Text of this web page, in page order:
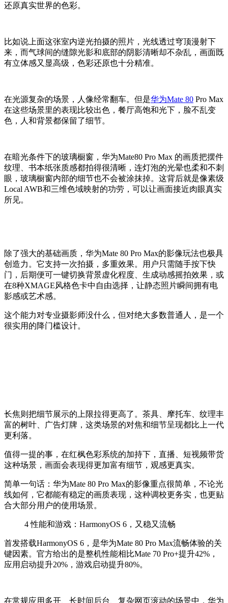
还原真实世界的色彩。
比如说上面这张室内逆光拍摄的照片，光线透过穹顶漫射下
来，而气球间的缝隙光影和底部的阴影清晰却不杂乱，画面既
有立体感又显高级 ，色彩还原也十分精准。
在光源复杂的场景，人像经常翻车。但是华为Mate 80 Pro Max
在这些场景里的表现比较出色，餐厅高饱和光下，脸不乱变
色 ， 人和背景都保留了细节。
在暗光条件下的玻璃橱窗，华为Mate80 Pro Max 的画质把摆件
纹理、书本纸张质感都拍得很清晰，连灯泡的光晕也柔和不刺
眼，玻璃橱窗内部的细节也不会被涂抹掉。这背后就是像素级
Local AWB和三维色域映射的功劳 ， 可以让画面接近肉眼真实
所见。
除了强大的基础画质， 华为Mate 80 Pro Max的影像玩法也极具
创造力。它支持一次拍摄，多重效果。用户只需随手按下快
门，后期便可一键切换背景虚化程度、生成动感摇拍效果，或
在8种XMAGE风格色卡中自由选择，让静态照片瞬间拥有电
影感或艺术感。
这个能力对专业摄影师没什么，但对绝大多数普通人，是一个
很实用的降门槛设计。
长焦则把细节展示的上限拉得更高了。 茶具 摩托车 、纹理丰
富的树叶 广告灯牌 ，这类场景的对焦和细节呈现都比上一代
更利落。
值得一提的事，在红枫色彩系统的加持下 ，直播、短视频带货
这种场景 ，画面会表现得更加富有细节，观感更真实。
简单一句话：华为Mate 80 Pro Max的影像重点很简单 ， 不论光
线如何， 它都能有稳定的画质表现， 这种调校更务实 ，也更贴
合大部分用户的使用场景。
4性能和游戏：HarmonyOS 6，又稳又流畅
首发搭载HarmonyOS 6，是华为Mate 80 Pro Max流畅体验的关
键因素。官方给出的是整机性能相比Mate 70 Pro+提升42%，
应用启动提升20%，游戏启动提升80%。
在常规应用多开、长时间后台、复杂网页滚动的场景中 ， 华为